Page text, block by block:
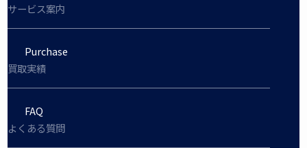
サービス案内
Purchase
買取実績
FAQ
よくある質問